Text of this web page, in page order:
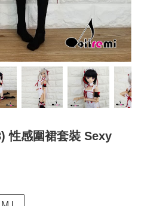
性感圍裙套裝 Sexy